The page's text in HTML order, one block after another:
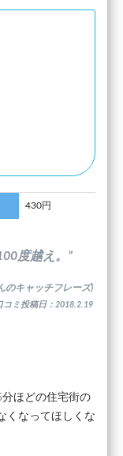
430円
度越え。”
のキャッチフレーズ)
コミ投稿日：2018.2.19
ほどの住宅街の
くなってほしくな